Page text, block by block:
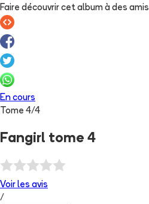
Faire découvrir cet album à des amis
En cours
Tome 4/4
Fangirl tome 4
Voir les avis
/